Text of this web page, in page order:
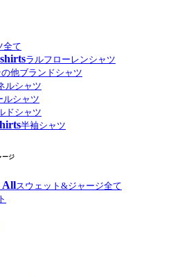
全て
ラルフローレンシャツ
の他ブランドシャツ
ルシャツ
ルシャツ
ドシャツ
半袖シャツ
ージ
Allスウェット&ジャージ全て